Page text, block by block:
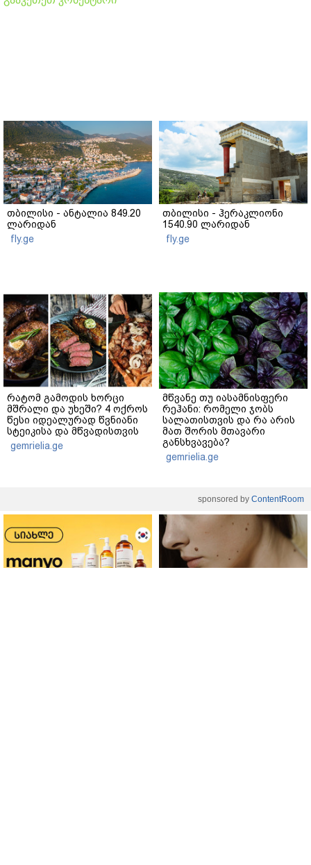
თბილისი - ანტალია 849.20
ლარიდან
fly.ge
თბილისი - ჰერაკლიონი
1540.90 ლარიდან
fly.ge
რატომ გამოდის ხორცი
მშრალი და უხეში? 4 ოქროს
წესი იდეალურად წვნიანი
სტეიკისა და მწვადისთვის
gemrielia.ge
მწვანე თუ იასამნისფერი
რეჰანი: რომელი ჯობს
სალათისთვის და რა არის
მათ შორის მთავარი
განსხვავება?
gemrielia.ge
sponsored by ContentRoom